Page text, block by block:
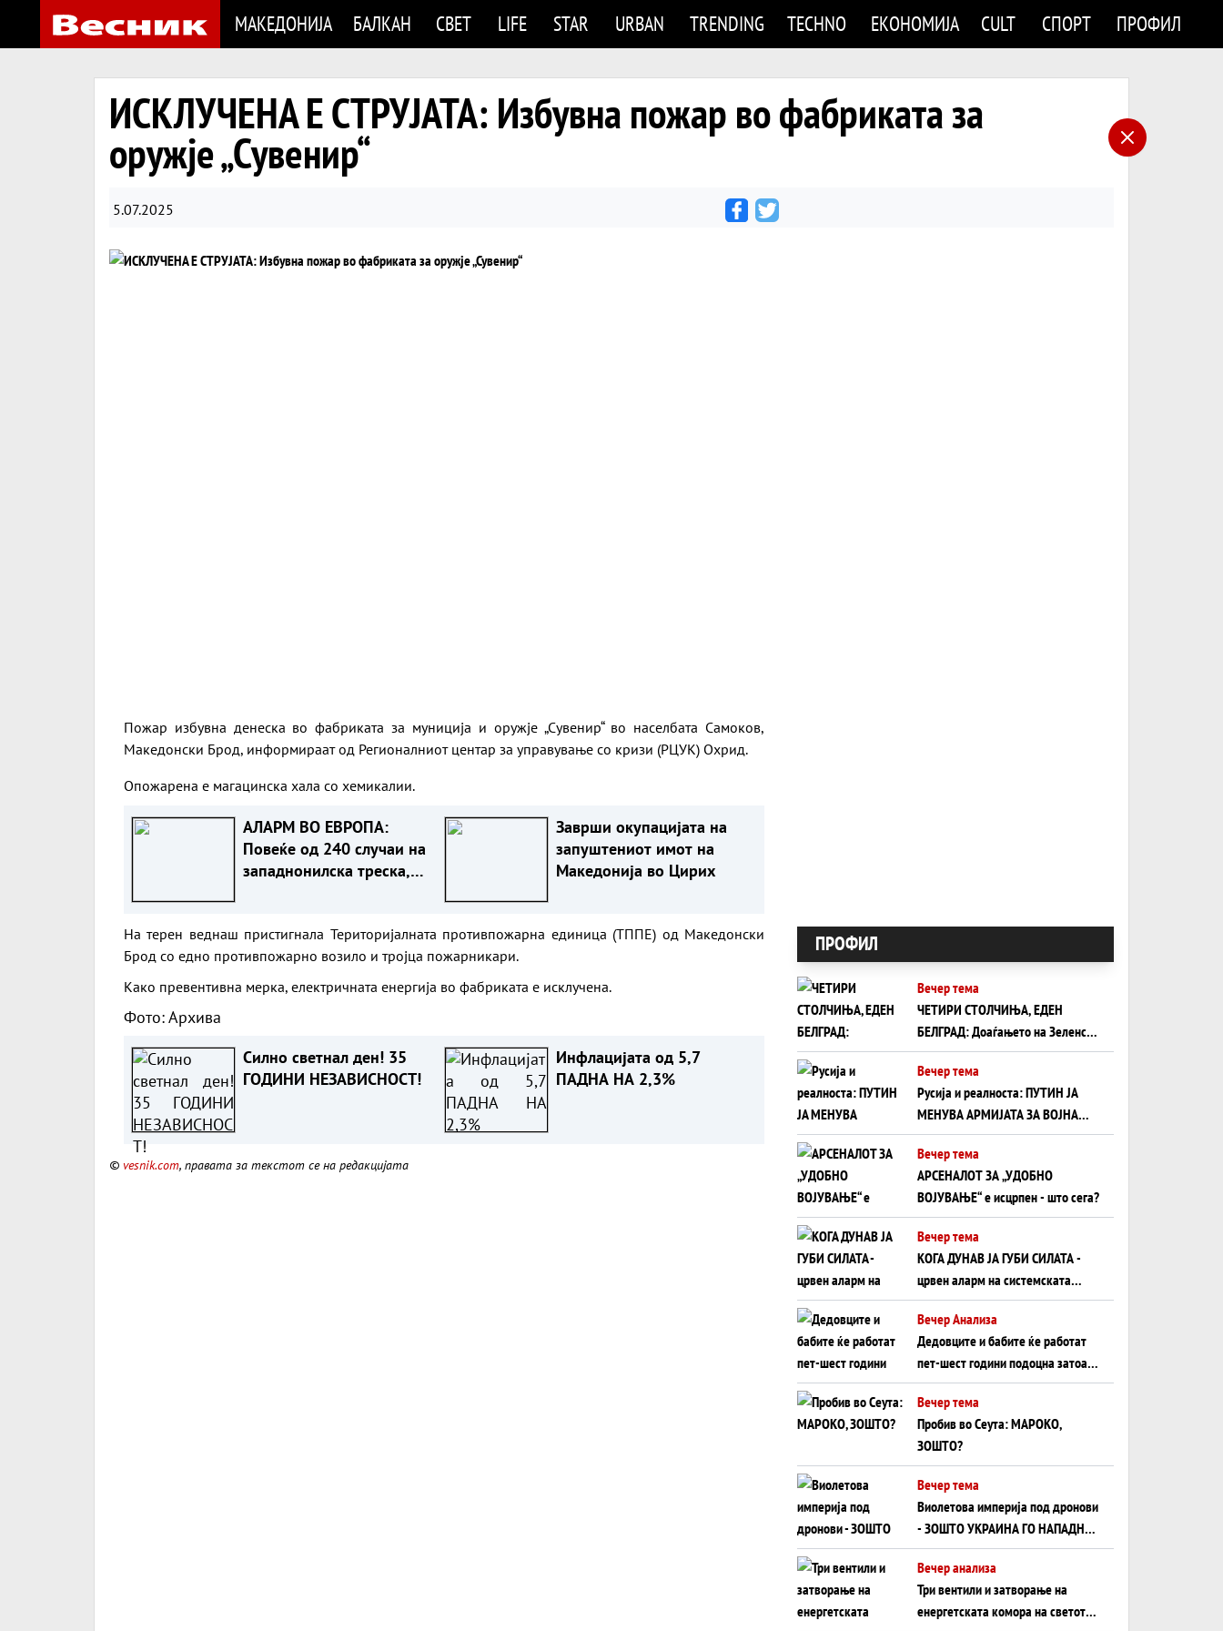
МАКЕДОНИЈА БАЛКАН СВЕТ LIFE STAR URBAN TRENDING TECHNO ЕКОНОМИЈА CULT СПОРТ ПРОФИЛ
ИСКЛУЧЕНА Е СТРУЈАТА: Избувна пожар во фабриката за
оружје „Сувенир“
5.07.2025
Пожар избувна денеска во фабриката за муниција и оружје „Сувенир“ во населбата Самоков,
Македонски Брод, информираат од Регионалниот центар за управување со кризи (РЦУК) Охрид.
Опожарена е магацинска хала со хемикалии.
АЛАРМ ВО ЕВРОПА:
Повеќе од 240 случаи на
западнонилска треска,
Заврши окупацијата на
запуштениот имот на
Македонија во Цирих
На терен веднаш пристигнала Територијалната противпожарна единица (ТППЕ) од Македонски
Брод со едно противпожарно возило и тројца пожарникари.
Како превентивна мерка, електричната енергија во фабриката е исклучена.
Фото: Архива
Силно светнал ден! 35
ГОДИНИ НЕЗАВИСНОСТ!
Инфлацијата од 5,7
ПАДНА НА 2,3%
© vesnik.com, правата за текстот се на редакцијата
ПРОФИЛ
Вечер тема
ЧЕТИРИ СТОЛЧИЊА, ЕДЕН
БЕЛГРАД: Доаѓањето на Зеленски
ги открива тајните на политиката
на балансирање на Вучиќ
Вечер тема
Русија и реалноста: ПУТИН ЈА
МЕНУВА АРМИЈАТА ЗА ВОЈНА
ШТО ОСТАНУВА БЕЗ ФРОНТ
Вечер тема
АРСЕНАЛОТ ЗА „УДОБНО
ВОЈУВАЊЕ“ е исцрпен - што сега?
Вечер тема
КОГА ДУНАВ ЈА ГУБИ СИЛАТА -
црвен аларм на системската
плоча од јужна Германија до
Црното Море...
Вечер Анализа
Дедовците и бабите ќе работат
пет-шест години подоцна затоа
што НЕМААТ ВНУЦИ ДА ГИ
ЗАМЕНАТ
Вечер тема
Пробив во Сеута: МАРОКО,
ЗОШТО?
Вечер тема
Виолетова империја под дронови
- ЗОШТО УКРАИНА ГО НАПАДНА
РУСКИОТ WILDBERRIES
Вечер анализа
Три вентили и затворање на
енергетската комора на светот: